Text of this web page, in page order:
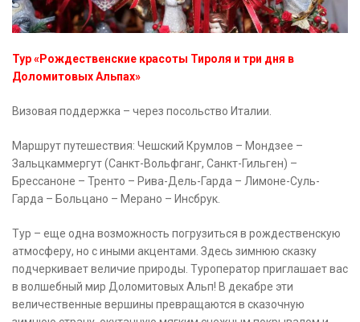
Тур «Рождественские красоты Тироля и три дня в
Доломитовых Альпах»
Визовая поддержка – через посольство Италии.
Маршрут путешествия: Чешский Крумлов – Мондзее –
Зальцкаммергут (Санкт-Вольфганг, Санкт-Гильген) –
Брессаноне – Тренто – Рива-Дель-Гарда – Лимоне-Суль-
Гарда – Больцано – Мерано – Инсбрук.
Тур – еще одна возможность погрузиться в рождественскую
атмосферу, но с иными акцентами. Здесь зимнюю сказку
подчеркивает величие природы. Туроператор приглашает вас
в волшебный мир Доломитовых Альп! В декабре эти
величественные вершины превращаются в сказочную